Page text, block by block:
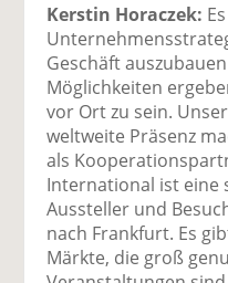
Kerstin Horaczek:
Geschäft
Möglichkeiten
vor Ort zu sein.
weltweite Präsenz
als
International ist eine
Aussteller und
nach Frankfurt. Es
Märkte, die groß